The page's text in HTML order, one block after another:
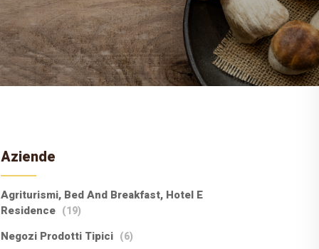
Aziende
Agriturismi, Bed And Breakfast, Hotel E
Residence (19)
Negozi Prodotti Tipici (6)